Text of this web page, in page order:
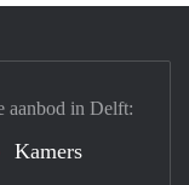
aanbod in Delft:
Kamers